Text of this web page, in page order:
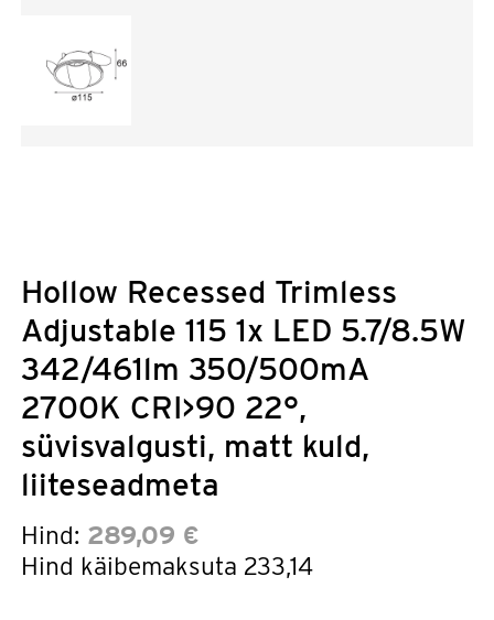
Hollow Recessed Trimless
Adjustable 115 1x LED 5.7/8.5W
342/461lm 350/500mA
2700K CRI>90 22°,
süvisvalgusti, matt kuld,
liiteseadmeta
Hind: 289,09 €
Hind käibemaksuta 233,14